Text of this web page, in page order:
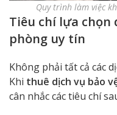
Quy trình làm việc
Tiêu chí lựa chọn
phòng uy tín
Không phải tất cả các
Khi thuê dịch vụ bảo
cân nhắc các tiêu chí